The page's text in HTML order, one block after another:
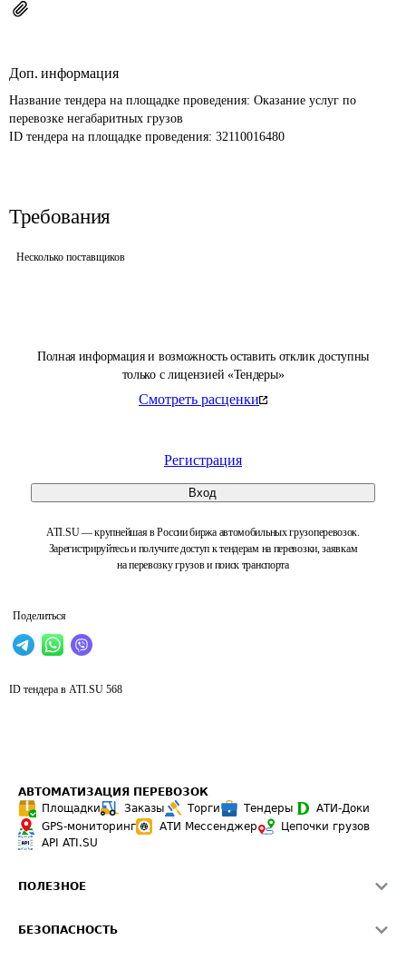
Полная информация и возможность оставить отклик доступны
только с лицензией «Тендеры»
Смотреть расценки
Регистрация
Вход
ATI.SU — крупнейшая в России биржа автомобильных грузоперевозок.
Зарегистрируйтесь и получите доступ к тендерам на перевозки, заявкам
на перевозку грузов и поиск транспорта
Поделиться
Доп. информация
Название тендера на площадке проведения: Оказание услуг по
перевозке негабаритных грузов
ID тендера на площадке проведения: 32110016480
Требования
Несколько поставщиков
ID тендера в ATI.SU 568
АВТОМАТИЗАЦИЯ ПЕРЕВОЗОК
Площадки
Заказы Торги Тендеры
АТИ-Доки
GPS-мониторинг
АТИ Мессенджер
Цепочки грузов
API ATI.SU
ПОЛЕЗНОЕ
БЕЗОПАСНОСТЬ